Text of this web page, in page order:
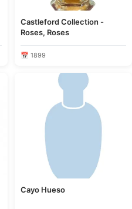
Castleford Collection -
Roses, Roses
📅 1899
Cayo Hueso